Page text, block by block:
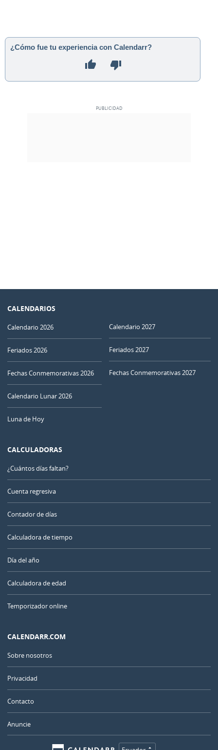
¿Cómo fue tu experiencia con Calendarr?
CALENDARIOS
Calendario 2026
Feriados 2026
Fechas Conmemorativas 2026
Calendario Lunar 2026
Luna de Hoy
Calendario 2027
Feriados 2027
Fechas Conmemorativas 2027
CALCULADORAS
¿Cuántos días faltan?
Cuenta regresiva
Contador de días
Calculadora de tiempo
Día del año
Calculadora de edad
Temporizador online
CALENDARR.COM
Sobre nosotros
Privacidad
Contacto
Anuncie